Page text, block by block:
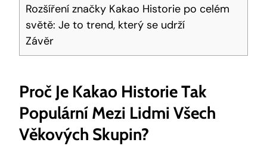
Rozšíření značky Kakao Historie po celém
světě: Je to trend, který se ⁢udrží
Závěr
Proč Je Kakao Historie Tak
Populární ‍mezi ⁣lidmi Všech
Věkových Skupin?